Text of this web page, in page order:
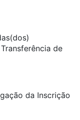
de
da Inscrição